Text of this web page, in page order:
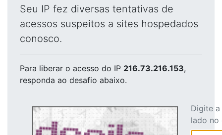
Seu IP fez diversas tentativas de
acessos suspeitos a sites hospedados
conosco.
Para liberar o acesso do IP 216.73.216.153,
responda ao desafio abaixo.
Digite
lado no